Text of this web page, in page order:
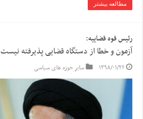
مطالعه بیشتر
رئیس قوه قضاییه:
آزمون و خطا از دستگاه قضایی پذیرفته نیست
۱۳۹۸/۰۱/۲۶ سایر حوزه های سیاسی